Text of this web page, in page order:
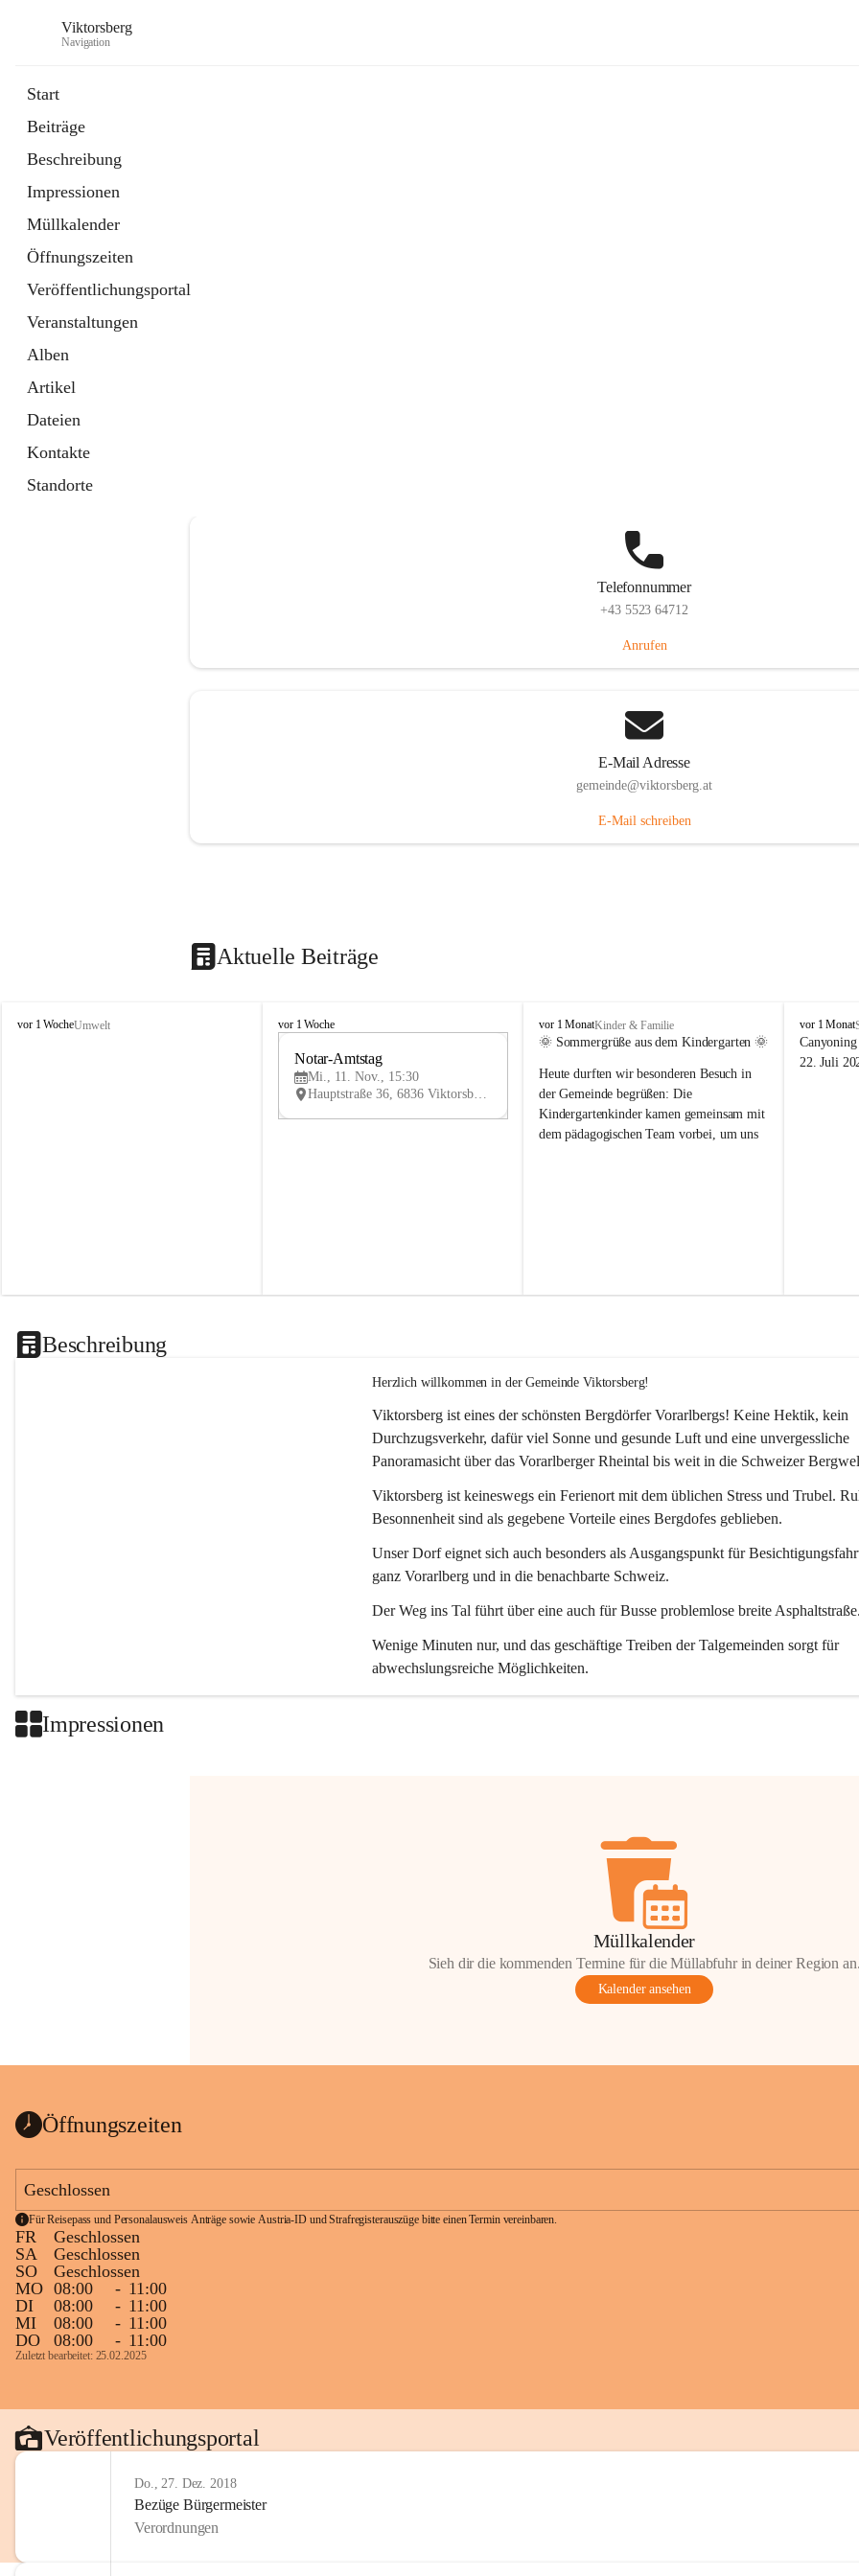
Viktorsberg
Navigation
Start
Beiträge
Beschreibung
Impressionen
Müllkalender
Öffnungszeiten
Veröffentlichungsportal
Veranstaltungen
Alben
Artikel
Dateien
Kontakte
Standorte
Telefonnummer
+43 5523 64712
Anrufen
E-Mail Adresse
gemeinde@viktorsberg.at
E-Mail schreiben
Aktuelle Beiträge
V
vor 1 WocheUmwelt
V
vor 1 Woche
V
Notar-Amtstag
Mi., 11. Nov., 15:30
Hauptstraße 36, 6836 Viktorsberg, AUT
V
i
t
o
r
s
vor 1 MonatKinder & Familie
🌞 Sommergrüße aus dem Kindergarten 🌞
Heute durften wir besonderen Besuch in
der Gemeinde begrüßen: Die
Kindergartenkinder kamen gemeinsam mit
dem pädagogischen Team vorbei, um uns
V
i
k
vor 1 Monat
22. Juli
Beschreibung
Herzlich willkommen in der Gemeinde Viktorsberg!
Viktorsberg ist eines der schönsten Bergdörfer Vorarlbergs! Keine Hektik, kein
Durchzugsverkehr, dafür viel Sonne und gesunde Luft und eine unvergessliche
Panoramasicht über das Vorarlberger Rheintal bis weit in die Schweizer
Viktorsberg ist keineswegs ein Ferienort mit dem üblichen Stress und Trubel.
Besonnenheit sind als gegebene Vorteile eines Bergdofes geblieben.
Unser Dorf eignet sich auch besonders als Ausgangspunkt für
ganz Vorarlberg und in die benachbarte Schweiz.
Der Weg ins Tal führt über eine auch für Busse problemlose breite
Wenige Minuten nur, und das geschäftige Treiben der Talgemeinden sorgt für
abwechslungsreiche Möglichkeiten.
Impressionen
Müllkalender
Sieh dir die kommenden Termine für die Müllabfuhr in deiner Region
Kalender ansehen
Öffnungszeiten
Geschlossen
Für Reisepass und Personalausweis Anträge sowie Austria-ID und Strafregisterauszüge bitte einen Termin vereinbaren.
FR
Geschlossen
SA
Geschlossen
SO
Geschlossen
MO 08:00 - 11:00
DI
08:00 - 11:00
MI
08:00 - 11:00
DO
08:00 - 11:00
Zuletzt bearbeitet: 25.02.2025
Veröffentlichungsportal
Do., 27. Dez. 2018
Bezüge Bürgermeister
Verordnungen